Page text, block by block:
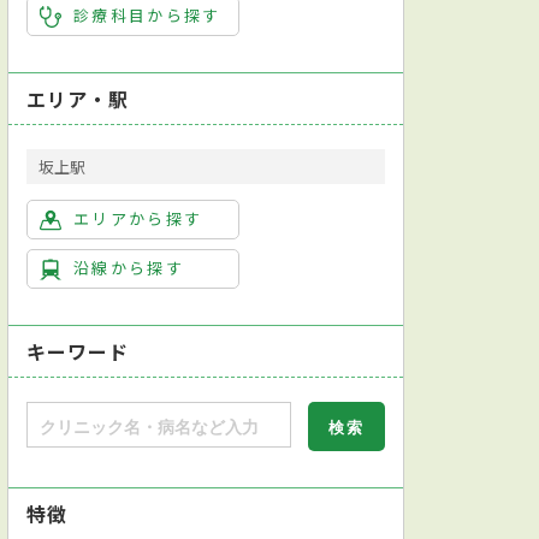
診療科目から探す
エリア・駅
坂上駅
エリアから探す
沿線から探す
キーワード
特徴